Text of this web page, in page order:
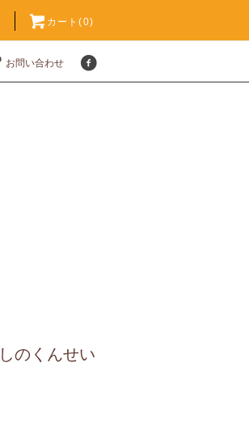
カート(0)
お問い合わせ
のくんせい